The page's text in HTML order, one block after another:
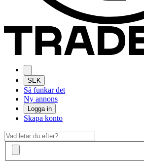
SEK
Så funkar det
Ny annons
Logga in
Skapa konto